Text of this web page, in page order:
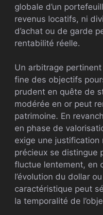
globale d’un
revenus locatifs, ni
d’achat ou de garde
rentabilité réelle.
Un arbitrage
fine des objectifs
prudent en quête de
modérée en or peut
patrimoine. En
en phase de
exige une justification
précieux se distingue
fluctue lentement, en
l’évolution du dollar
caractéristique peut
la temporalité de